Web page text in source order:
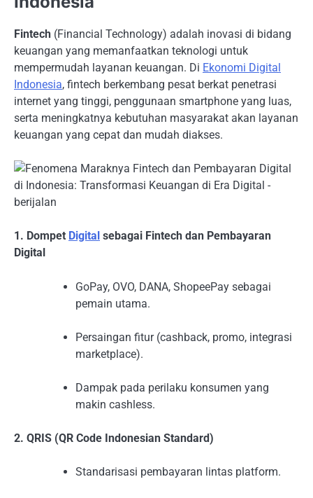
Fintech (Financial Technology) adalah inovasi di bidang
keuangan yang memanfaatkan teknologi untuk
mempermudah layanan keuangan. Di Ekonomi Digital
Indonesia, fintech berkembang pesat berkat penetrasi
internet yang tinggi, penggunaan smartphone yang luas,
serta meningkatnya kebutuhan masyarakat akan layanan
keuangan yang cepat dan mudah diakses.
1. Dompet Digital sebagai Fintech dan Pembayaran
Digital
GoPay, OVO, DANA, ShopeePay sebagai
pemain utama.
Persaingan fitur (cashback, promo, integrasi
marketplace).
Dampak pada perilaku konsumen yang
makin cashless.
2. QRIS (QR Code Indonesian Standard)
Standarisasi pembayaran lintas platform.